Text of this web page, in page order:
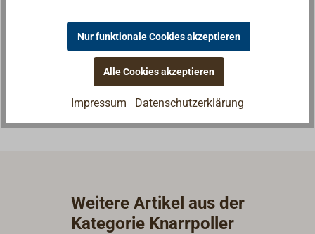
Reden Sie mit Handwerkern, Bootsbauern und
Seglerinnen. Wir verstehen Ihre Fragen und geben die
passende Antwort.
Experten kontaktieren
Weitere Artikel aus der
Kategorie Knarrpoller
Nur funktionale Cookies akzeptieren
Alle Cookies akzeptieren
Impressum Datenschutzerklärung